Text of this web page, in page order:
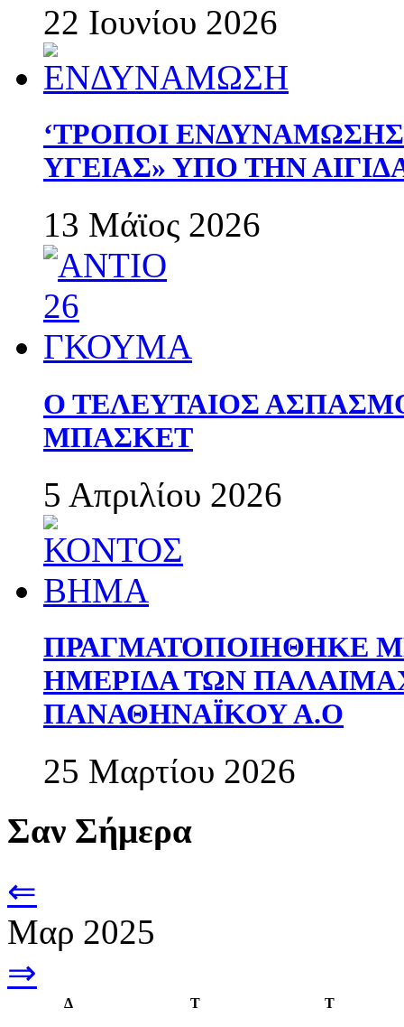
22 Ιουνίου 2026
‘ΤΡΟΠΟΙ
ΥΓΕΙΑΣ» ΥΠΟ ΤΗΝ
13 Μάϊος 2026
Ο ΤΕΛΕΥΤΑΙΟΣ
ΜΠΑΣΚΕΤ
5 Απριλίου 2026
ΠΡΑΓΜΑΤΟΠΟΙΗΘΗΚΕ
ΗΜΕΡΙΔΑ ΤΩΝ
ΠΑΝΑΘΗΝΑΪΚΟΥ Α.Ο
25 Μαρτίου 2026
Σαν Σήμερα
⇐
Μαρ 2025
⇒
Δ Τ Τ